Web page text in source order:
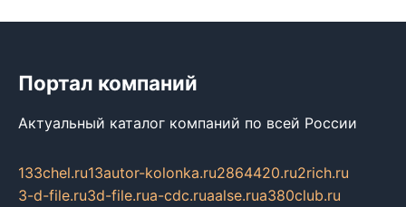
Портал компаний
Актуальный каталог компаний по всей России
133chel.ru13autor-kolonka.ru2864420.ru2rich.ru
3-d-file.ru3d-file.rua-cdc.ruaalse.rua380club.ru